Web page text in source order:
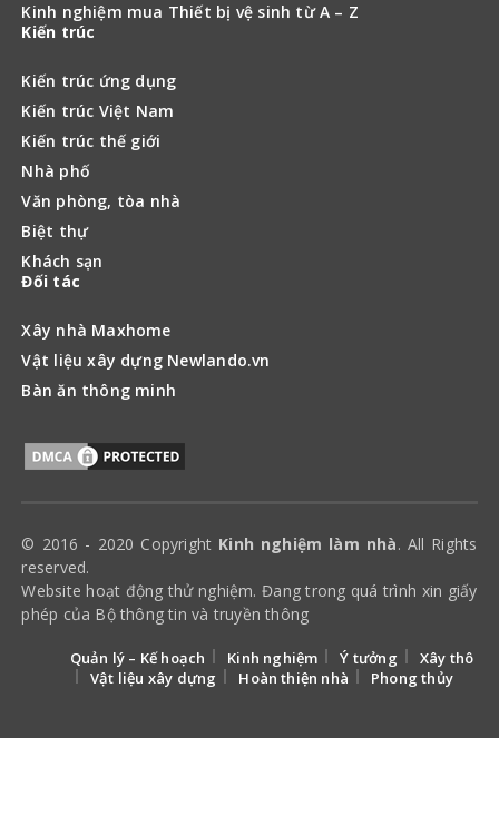
Kinh nghiệm mua Thiết bị vệ sinh từ A – Z
Kiến trúc
Kiến trúc ứng dụng
Kiến trúc Việt Nam
Kiến trúc thế giới
Nhà phố
Văn phòng, tòa nhà
Biệt thự
Khách sạn
Đối tác
Xây nhà Maxhome
Vật liệu xây dựng Newlando.vn
Bàn ăn thông minh
© 2016 - 2020 Copyright Kinh nghiệm làm nhà. All Rights
reserved.
Website hoạt động thử nghiệm. Đang trong quá trình xin giấy
phép của Bộ thông tin và truyền thông
Quản lý – Kế hoạch Kinh nghiệm Ý tưởng
Xây thô
Vật liệu xây dựng
Hoàn thiện nhà Phong thủy